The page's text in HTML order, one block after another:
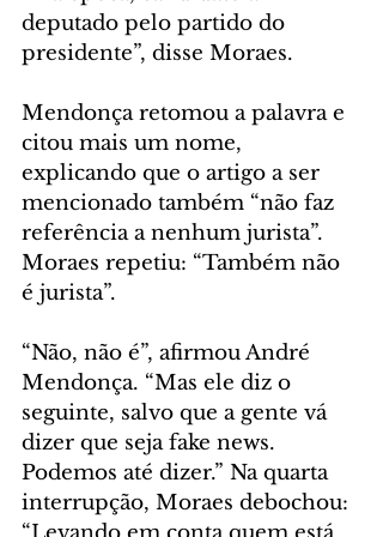
deputado pelo partido do
presidente”, disse Moraes.
Mendonça retomou a palavra e
citou mais um nome,
explicando que o artigo a ser
mencionado também “não faz
referência a nenhum jurista”.
Moraes repetiu: “Também não
é jurista”.
“Não, não é”, afirmou André
Mendonça. “Mas ele diz o
seguinte, salvo que a gente vá
dizer que seja fake news.
Podemos até dizer.” Na quarta
interrupção, Moraes debochou: